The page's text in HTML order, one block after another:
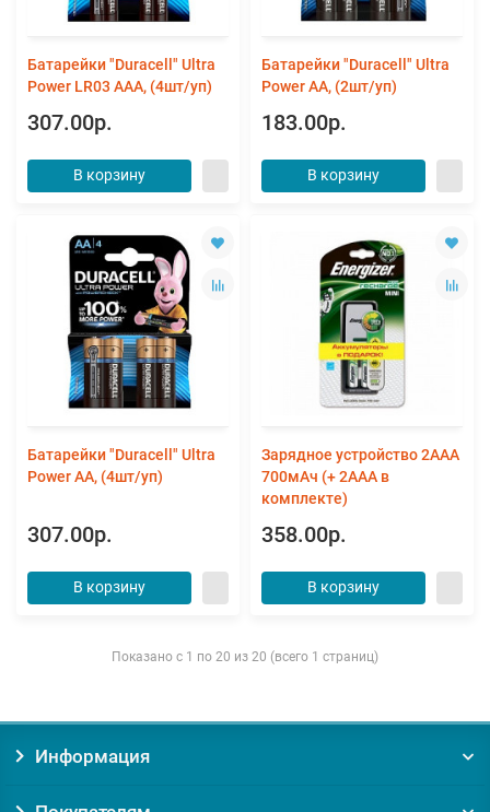
Батарейки "Duracell" Ultra
Power LR03 ААА, (4шт/уп)
307.00р.
В корзину
Батарейки "Duracell" Ultra
Power АА, (2шт/уп)
183.00р.
В корзину
Батарейки "Duracell" Ultra
Power АА, (4шт/уп)
307.00р.
В корзину
Зарядное устройство 2ААА
700мАч (+ 2ААА в
комплекте)
358.00р.
В корзину
Показано с 1 по 20 из 20 (всего 1 страниц)
Информация